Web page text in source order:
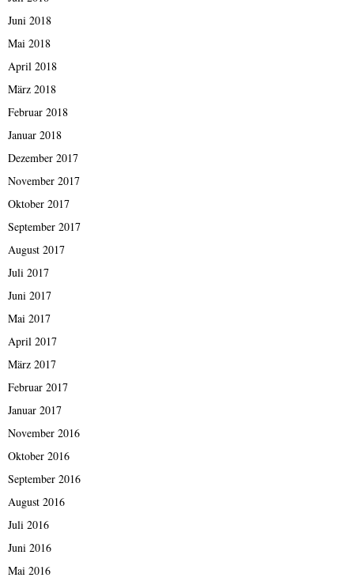
Juni 2018
Mai 2018
April 2018
März 2018
Februar 2018
Januar 2018
Dezember 2017
November 2017
Oktober 2017
September 2017
August 2017
Juli 2017
Juni 2017
Mai 2017
April 2017
März 2017
Februar 2017
Januar 2017
November 2016
Oktober 2016
September 2016
August 2016
Juli 2016
Juni 2016
Mai 2016